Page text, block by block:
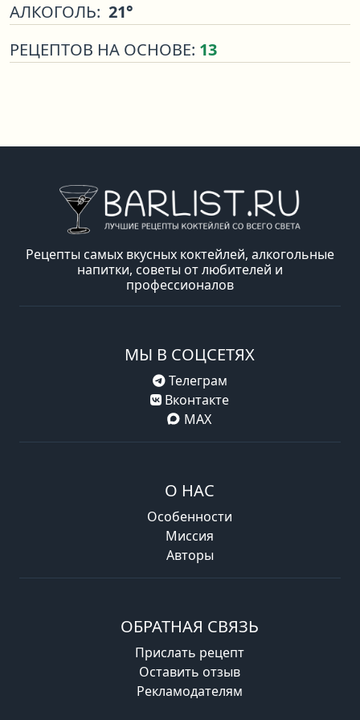
АЛКОГОЛЬ: 21°
РЕЦЕПТОВ НА ОСНОВЕ: 13
Рецепты самых вкусных коктейлей, алкогольные
напитки, советы от любителей и
профессионалов
МЫ В СОЦСЕТЯХ
Телеграм
Вконтакте
MAX
О НАС
Особенности
Миссия
Авторы
ОБРАТНАЯ СВЯЗЬ
Прислать рецепт
Оставить отзыв
Рекламодателям